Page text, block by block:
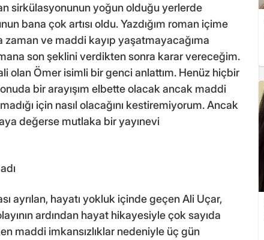
sirkülasyonunun yoğun olduğu yerlerde
bana çok artısı oldu. Yazdığım roman içime
zaman ve maddi kayıp yaşatmayacağıma
son şeklini verdikten sonra karar vereceğim.
olan Ömer isimli bir genci anlattım. Henüz hiçbir
bir arayışım elbette olacak ancak maddi
için nasıl olacağını kestiremiyorum. Ancak
değerse mutlaka bir yayınevi
ayrılan, hayatı yokluk içinde geçen Ali Uçar,
ardından hayat hikayesiyle çok sayıda
maddi imkansızlıklar nedeniyle üç gün